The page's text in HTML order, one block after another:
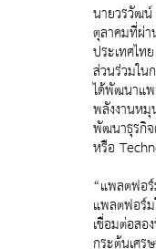
นายวรวัฒน์
ตุลาคมที่ผ่า
ประเทศไท
ส่วนร่วมใน
ได้พัฒนาแพ
พลังงานหมุ
พัฒนาธุรกิจ
หรือ
“แพลตฟอ
แพลตฟอร์ม
เชื่อมต่อสอ
กระตุ้นเศ